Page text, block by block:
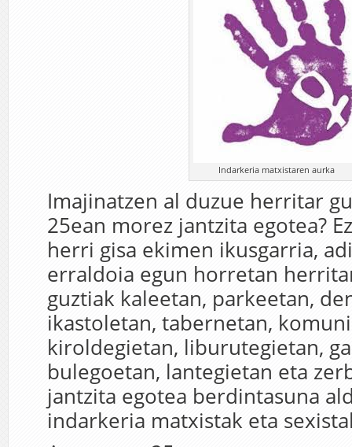
Indarkeria matxistaren aurka
Imajinatzen al duzue herritar
25ean morez jantzita egotea?
herri gisa ekimen ikusgarria,
erraldoia egun horretan
guztiak kaleetan, parkeetan,
ikastoletan, tabernetan,
kiroldegietan, liburutegietan,
bulegoetan, lantegietan eta
jantzita egotea berdintasuna
indarkeria matxistak eta